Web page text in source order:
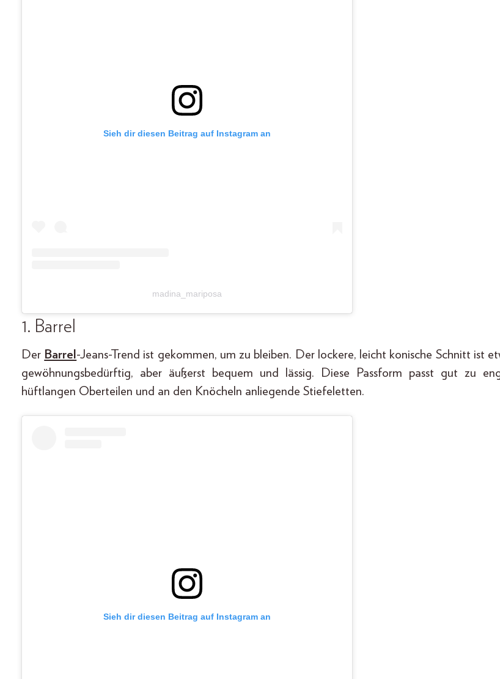
Sieh dir diesen Beitrag auf Instagram an
madina_mariposa
1. Barrel
Der Barrel -Jeans-Trend ist gekommen, um zu bleiben. Der lockere, leicht konische Schnitt ist
gewöhnungsbedürftig, aber äußerst bequem und lässig. Diese Passform passt gut zu
hüftlangen Oberteilen und an den Knöcheln anliegende Stiefeletten.
Sieh dir diesen Beitrag auf Instagram an